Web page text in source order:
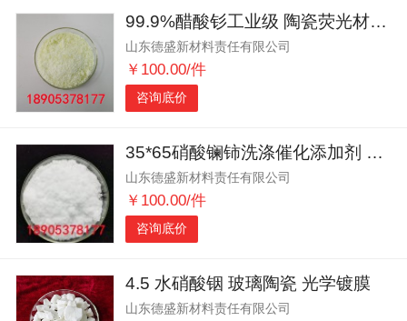
99.9%醋酸钐工业级 陶瓷荧光材料添加剂厂家直供
山东德盛新材料责任有限公司
￥100.00/件
咨询底价
35*65硝酸镧铈洗涤催化添加剂 污水处理絮凝剂原料
山东德盛新材料责任有限公司
￥100.00/件
咨询底价
4.5 水硝酸铟 玻璃陶瓷 光学镀膜
山东德盛新材料责任有限公司